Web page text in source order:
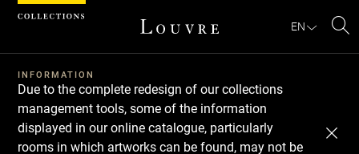
EN
INFORMATION
Due to the complete redesign of our collections
management tools, some of the information
displayed in our online catalogue, particularly
rooms in which artworks can be found, may not be
Cookies management panel